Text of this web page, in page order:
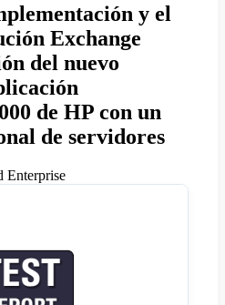
y el
Exchange
del nuevo
de HP con un
de servidores
Enterprise